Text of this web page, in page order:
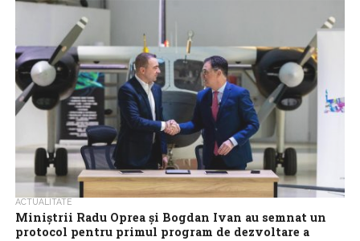
România este singurul loc din Uniunea Europeană unde
industriile energofage vor putea exista şi asta va face ca ţara să
se dezvolte...
ACTUALITATE
Miniştrii Radu Oprea şi Bogdan Ivan au semnat un
protocol pentru primul program de dezvoltare a